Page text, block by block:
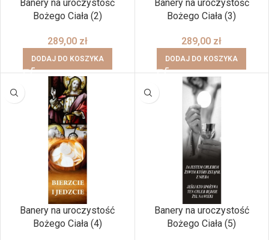
Banery na uroczystość
Bożego Ciała (2)
289,00 zł
DODAJ DO KOSZYKA
Banery na uroczystość
Bożego Ciała (3)
289,00 zł
DODAJ DO KOSZYKA
Banery na uroczystość
Bożego Ciała (4)
Banery na uroczystość
Bożego Ciała (5)